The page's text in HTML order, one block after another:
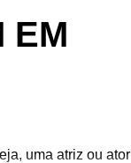
EM
uma atriz ou ator